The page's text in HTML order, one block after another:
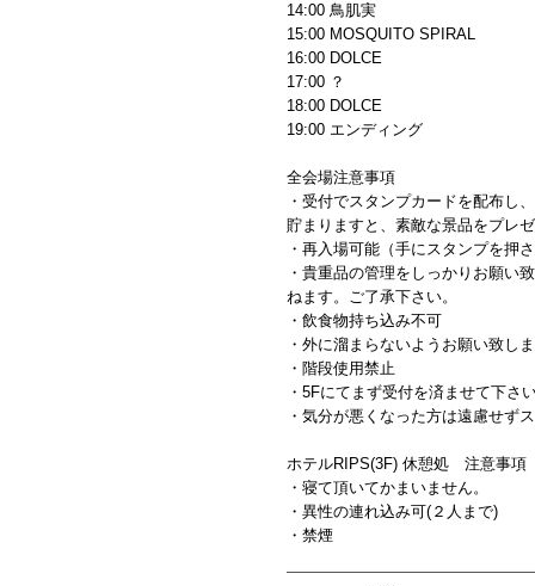
14:00 鳥肌実
15:00 MOSQUITO SPIRAL
16:00 DOLCE
17:00 ？
18:00 DOLCE
19:00 エンディング
全会場注意事項
・受付でスタンプカードを配布し
貯まりますと、素敵な景品をプレ
・再入場可能（手にスタンプを押
・貴重品の管理をしっかりお願い
ねます。ご了承下さい。
・飲食物持ち込み不可
・外に溜まらないようお願い致し
・階段使用禁止
・5Fにてまず受付を済ませて下さ
・気分が悪くなった方は遠慮せず
ホテルRIPS(3F) 休憩処 注意事項
・寝て頂いてかまいません。
・異性の連れ込み可(２人まで)
・禁煙